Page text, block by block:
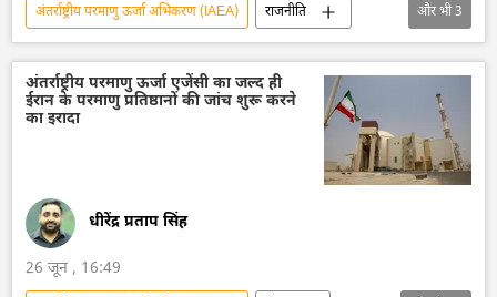
अंतर्राष्ट्रीय परमाणु ऊर्जा अभिकरण (IAEA)
राजनीति
रूस
ऊर्जा क्षेत्र
ज़पोरोज्ये परमाणु ऊर्जा संयंत्र
और भी3
अंतर्राष्ट्रीय परमाणु ऊर्जा एजेंसी का जल्द ही
ईरान के परमाणु प्रतिष्ठानों की जांच शुरू करने
का इरादा
धीरेंद्र प्रताप सिंह
26 जून , 16:49